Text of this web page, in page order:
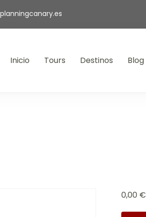
¡aventuras inolvidables te esperan!"
Inicio Tours Destinos Blog
0,00 €